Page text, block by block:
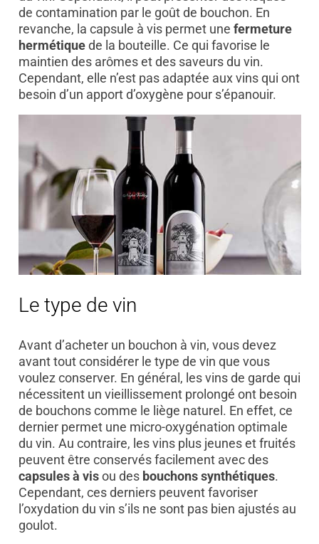
de contamination par le goût de bouchon. En
revanche, la capsule à vis permet une fermeture
hermétiquede la bouteille. Ce qui favorise le
maintien des arômes et des saveurs du vin.
Cependant, elle n’est pas adaptée aux vins qui ont
besoin d’un apport d’oxygène pour s’épanouir.
Le type de vin
Avant d’acheter un bouchon à vin, vous devez
avant tout considérer le type de vin que vous
voulez conserver. En général, les vins de garde qui
nécessitent un vieillissement prolongé ont besoin
de bouchons comme le liège naturel. En effet, ce
dernier permet une micro-oxygénation optimale
du vin. Au contraire, les vins plus jeunes et fruités
peuvent être conservés facilement avec des
capsules à visou des bouchons synthétiques.
Cependant, ces derniers peuvent favoriser
l’oxydation du vin s’ils ne sont pas bien ajustés au
goulot.